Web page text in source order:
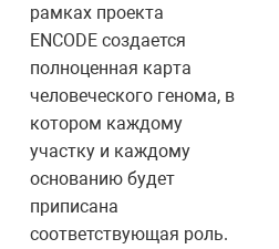
рамках проекта
ENCODE создается
полноценная карта
человеческого генома, в
котором каждому
участку и каждому
основанию будет
приписана
соответствующая роль.